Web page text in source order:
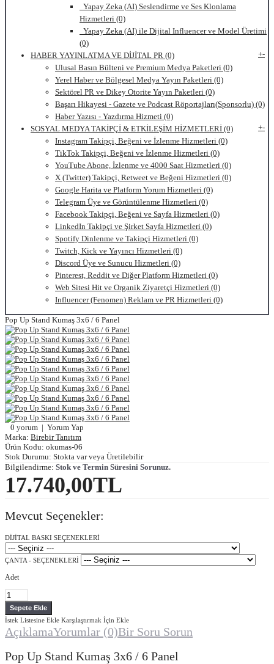
Yapay Zeka (AI) Seslendirme ve Ses Klonlama
Hizmetleri (0)
Yapay Zeka (AI) ile Dijital Influencer ve Model Üretimi
(0)
HABER YAYINLATMA VE DİJİTAL PR (0)
+-
Ulusal Basın Bülteni ve Premium Medya Paketleri (0)
Yerel Haber ve Bölgesel Medya Yayın Paketleri (0)
Sektörel PR ve Dikey Otorite Yayın Paketleri (0)
Başarı Hikayesi - Gazete ve Podcast Röportajları(Sponsorlu) (0)
Haber Yazısı - Yazdırma Hizmeti (0)
SOSYAL MEDYA TAKİPÇİ & ETKİLEŞİM HİZMETLERİ (0)
+-
Instagram Takipçi, Beğeni ve İzlenme Hizmetleri (0)
TikTok Takipçi, Beğeni ve İzlenme Hizmetleri (0)
YouTube Abone, İzlenme ve 4000 Saat Hizmetleri (0)
X (Twitter) Takipçi, Retweet ve Beğeni Hizmetleri (0)
Google Harita ve Platform Yorum Hizmetleri (0)
Telegram Üye ve Görüntülenme Hizmetleri (0)
Facebook Takipçi, Beğeni ve Sayfa Hizmetleri (0)
LinkedIn Takipçi ve Şirket Sayfa Hizmetleri (0)
Spotify Dinlenme ve Takipçi Hizmetleri (0)
Twitch, Kick ve Yayıncı Hizmetleri (0)
Discord Üye ve Sunucu Hizmetleri (0)
Pinterest, Reddit ve Diğer Platform Hizmetleri (0)
Web Sitesi Hit ve Organik Ziyaretçi Hizmetleri (0)
Influencer (Fenomen) Reklam ve PR Hizmetleri (0)
Pop Up Stand Kumaş 3x6 / 6 Panel
0 yorum | Yorum Yap
Marka: Birebir Tanıtım
Ürün Kodu: okumas-06
Stok Durumu: Stokta var veya Üretilebilir
Bilgilendirme: Stok ve Termin Süresini Sorunuz.
17.740,00TL
Mevcut Seçenekler:
DİJİTAL BASKI SEÇENEKLERİ
ÇANTA - SEÇENEKLERİ
Adet
İstek Listesine Ekle Karşılaştırmak İçin Ekle
AçıklamaYorumlar (0)Bir Soru Sorun
Pop Up Stand Kumaş 3x6 / 6 Panel